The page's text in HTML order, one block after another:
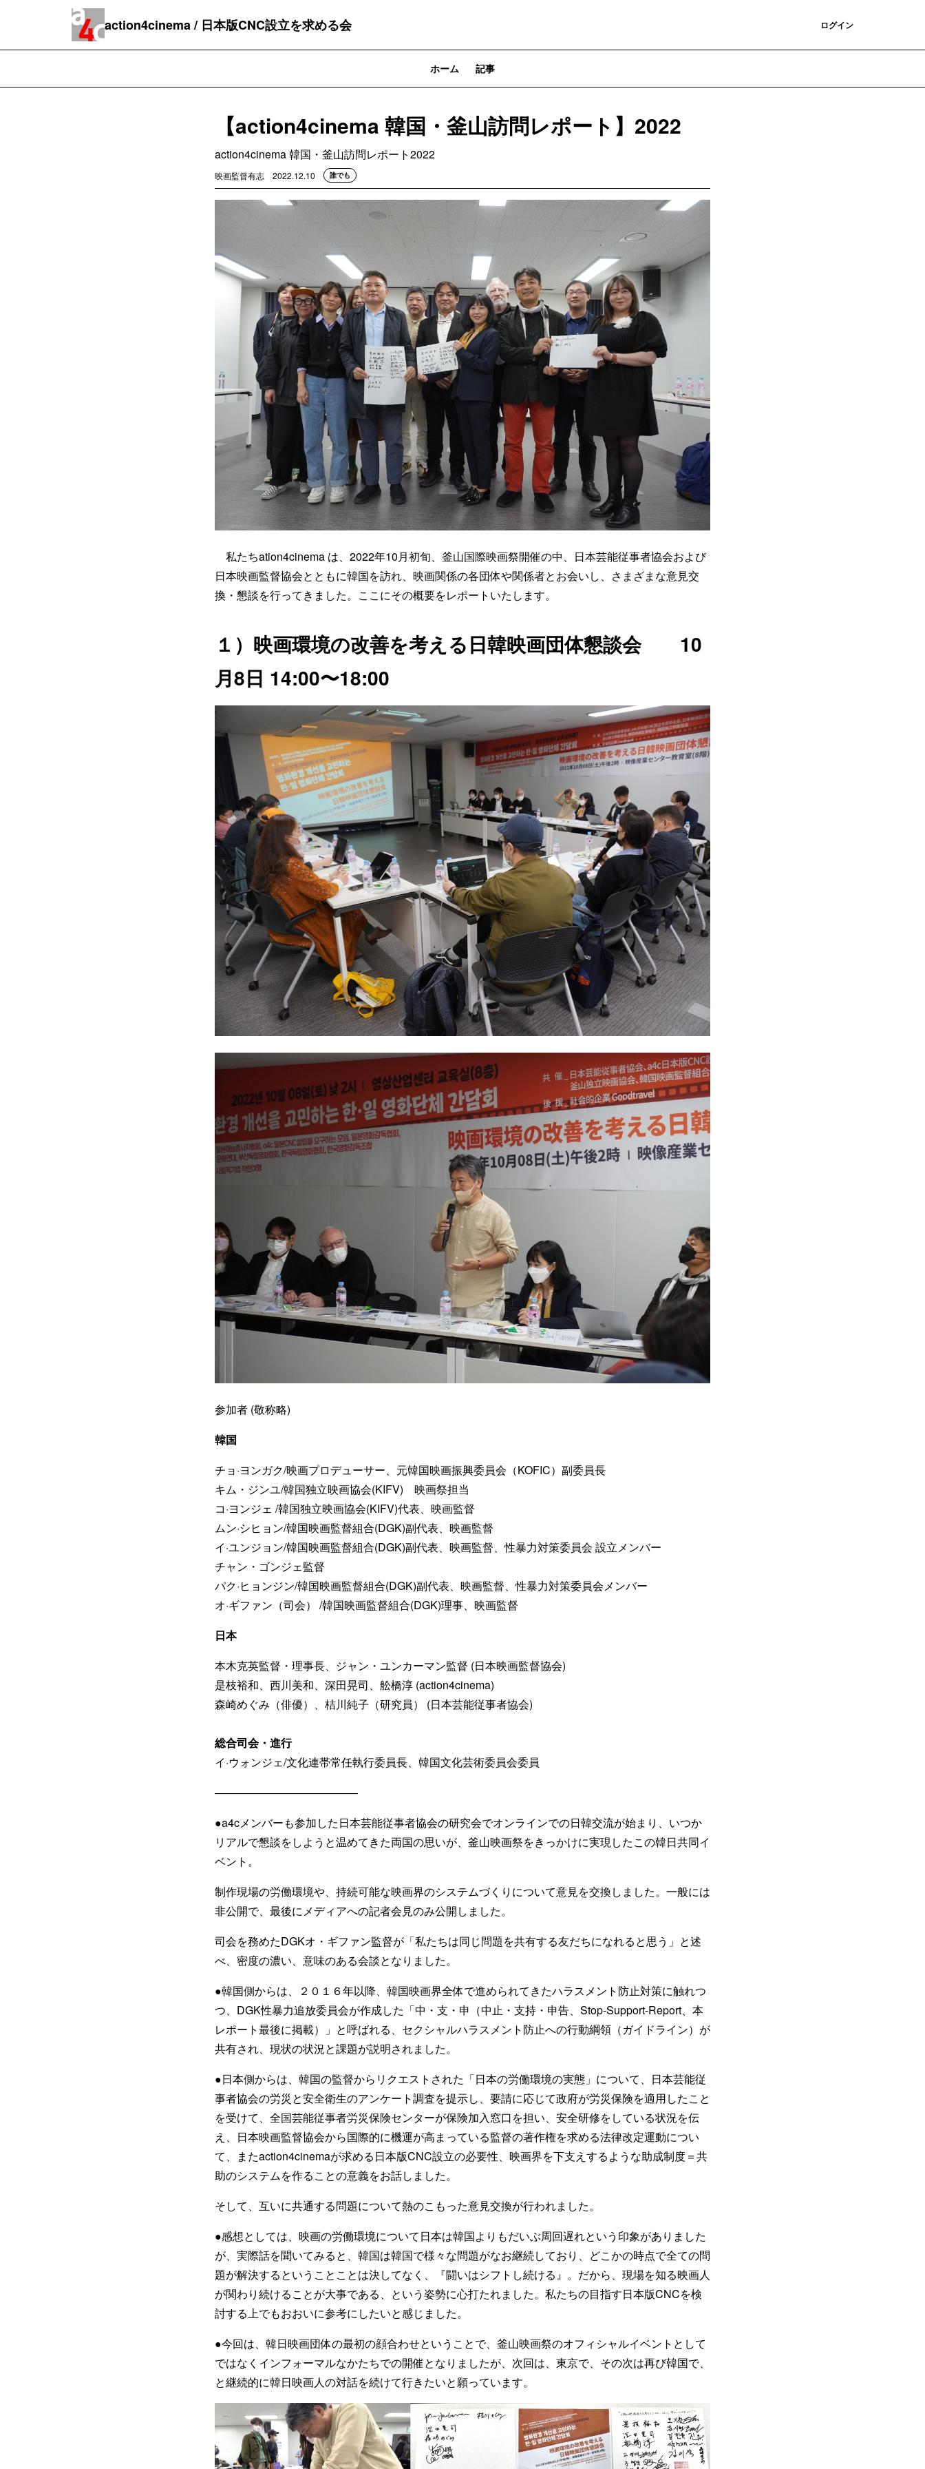
action4cinema / 日本版CNC設立を求める会 ログイン
ホーム 記事
【action4cinema 韓国・釜山訪問レポート】2022
action4cinema 韓国・釜山訪問レポート2022
映画監督有志 2022.12.10 誰でも
私たちation4cinema は、2022年10月初旬、釜山国際映画祭開催の中、日本芸能従事者協会および
日本映画監督協会とともに韓国を訪れ、映画関係の各団体や関係者とお会いし、さまざまな意見交
換・懇談を行ってきました。ここにその概要をレポートいたします。
１）映画環境の改善を考える日韓映画団体懇談会 10
月8日 14:00〜18:00
参加者 (敬称略)
韓国
チョ·ヨンガク/映画プロデューサー、元韓国映画振興委員会（KOFIC）副委員長
キム・ジンユ/韓国独立映画協会(KIFV) 映画祭担当
コ·ヨンジェ /韓国独立映画協会(KIFV)代表、映画監督
ムン·シヒョン/韓国映画監督組合(DGK)副代表、映画監督
イ·ユンジョン/韓国映画監督組合(DGK)副代表、映画監督、性暴力対策委員会 設立メンバー
チャン・ゴンジェ監督
パク·ヒョンジン/韓国映画監督組合(DGK)副代表、映画監督、性暴力対策委員会メンバー
オ·ギファン（司会） /韓国映画監督組合(DGK)理事、映画監督
日本
本木克英監督・理事長、ジャン・ユンカーマン監督 (日本映画監督協会)
是枝裕和、西川美和、深田晃司、舩橋淳 (action4cinema)
森崎めぐみ（俳優）、桔川純子（研究員） (日本芸能従事者協会)
総合司会・進行
イ·ウォンジェ/文化連帯常任執行委員長、韓国文化芸術委員会委員
―――――――――――――
●a4cメンバーも参加した日本芸能従事者協会の研究会でオンラインでの日韓交流が始まり、いつか
リアルで懇談をしようと温めてきた両国の思いが、釜山映画祭をきっかけに実現したこの韓日共同イ
ベント。
制作現場の労働環境や、持続可能な映画界のシステムづくりについて意見を交換しました。一般には
非公開で、最後にメディアへの記者会見のみ公開しました。
司会を務めたDGKオ・ギファン監督が「私たちは同じ問題を共有する友だちになれると思う」と述
べ、密度の濃い、意味のある会談となりました。
●韓国側からは、２０１６年以降、韓国映画界全体で進められてきたハラスメント防止対策に触れつ
つ、DGK性暴力追放委員会が作成した「中・支・申（中止・支持・申告、Stop-Support-Report、本
レポート最後に掲載）」と呼ばれる、セクシャルハラスメント防止への行動綱領（ガイドライン）が
共有され、現状の状況と課題が説明されました。
●日本側からは、韓国の監督からリクエストされた「日本の労働環境の実態」について、日本芸能従
事者協会の労災と安全衛生のアンケート調査を提示し、要請に応じて政府が労災保険を適用したこと
を受けて、全国芸能従事者労災保険センターが保険加入窓口を担い、安全研修をしている状況を伝
え、日本映画監督協会から国際的に機運が高まっている監督の著作権を求める法律改定運動につい
て、またaction4cinemaが求める日本版CNC設立の必要性、映画界を下支えするような助成制度＝共
助のシステムを作ることの意義をお話しました。
そして、互いに共通する問題について熱のこもった意見交換が行われました。
●感想としては、映画の労働環境について日本は韓国よりもだいぶ周回遅れという印象がありました
が、実際話を聞いてみると、韓国は韓国で様々な問題がなお継続しており、どこかの時点で全ての問
題が解決するということことは決してなく、『闘いはシフトし続ける』。だから、現場を知る映画人
が関わり続けることが大事である、という姿勢に心打たれました。私たちの目指す日本版CNCを検
討する上でもおおいに参考にしたいと感じました。
●今回は、韓日映画団体の最初の顔合わせということで、釜山映画祭のオフィシャルイベントとして
ではなくインフォーマルなかたちでの開催となりましたが、次回は、東京で、その次は再び韓国で、
と継続的に韓日映画人の対話を続けて行きたいと願っています。